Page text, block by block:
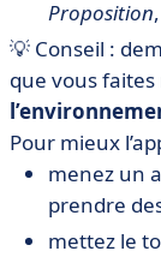
Proposition
💡 Conseil :
que vous
Pour mieux
menez un
prendre
mettez le